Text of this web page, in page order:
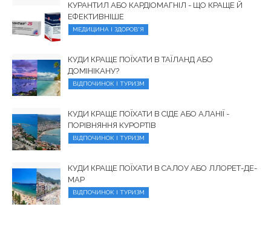
КУРАНТИЛ АБО КАРДІОМАГНІЛ - ЩО КРАЩЕ Й
ЕФЕКТИВНІШЕ
МЕДИЦИНА І ЗДОРОВ'Я
КУДИ КРАЩЕ ПОЇХАТИ В ТАЇЛАНД АБО
ДОМІНІКАНУ?
ВІДПОЧИНОК І ТУРИЗМ
КУДИ КРАЩЕ ПОЇХАТИ В СІДЕ АБО АЛАНІЇ -
ПОРІВНЯННЯ КУРОРТІВ
ВІДПОЧИНОК І ТУРИЗМ
КУДИ КРАЩЕ ПОЇХАТИ В САЛОУ АБО ЛЛОРЕТ-ДЕ-
МАР
ВІДПОЧИНОК І ТУРИЗМ